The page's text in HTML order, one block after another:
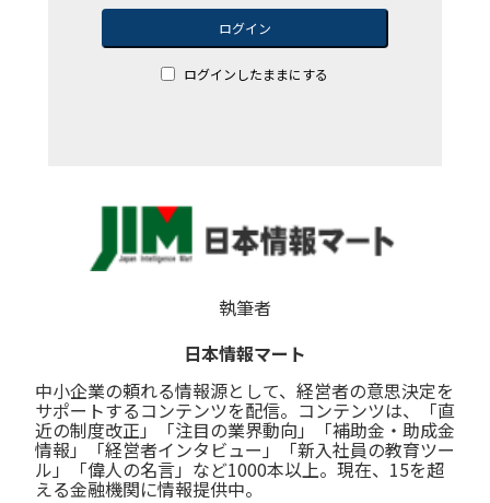
ログイン
ログインしたままにする
執筆者
日本情報マート
中小企業の頼れる情報源として、経営者の意思決定を
サポートするコンテンツを配信。コンテンツは、「直
近の制度改正」「注目の業界動向」「補助金・助成金
情報」「経営者インタビュー」「新入社員の教育ツー
ル」「偉人の名言」など1000本以上。現在、15を超
える金融機関に情報提供中。